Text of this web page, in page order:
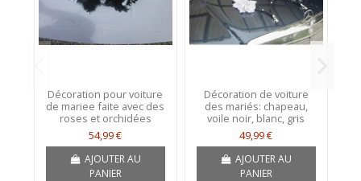
Décoration pour voiture
de mariee faite avec des
roses et orchidées
54,99 €
AJOUTER AU
PANIER
Décoration de voiture
des mariés: chapeau,
voile noir, blanc, gris
49,99 €
AJOUTER AU
PANIER